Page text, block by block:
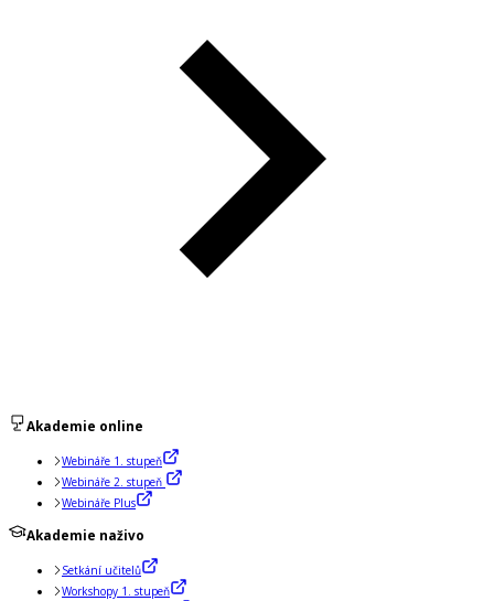
Akademie online
Webináře 1. stupeň
Webináře 2. stupeň
Webináře Plus
Akademie naživo
Setkání učitelů
Workshopy 1. stupeň